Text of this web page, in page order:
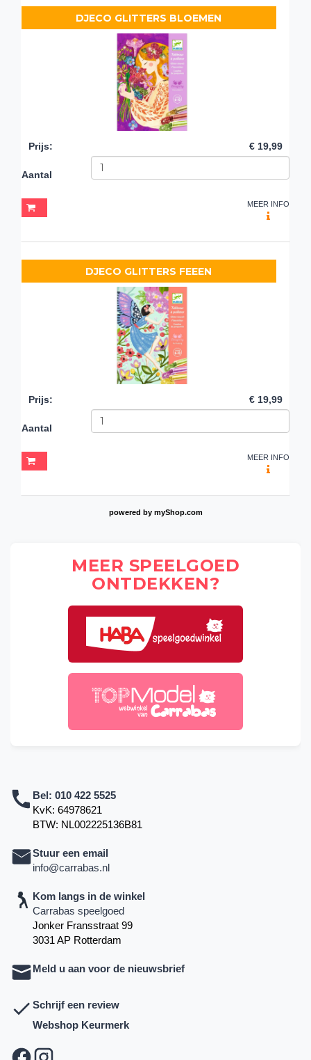
DJECO GLITTERS BLOEMEN
Prijs: € 19,99
Aantal
MEER INFO
DJECO GLITTERS FEEEN
Prijs: € 19,99
Aantal
MEER INFO
powered by myShop.com
MEER SPEELGOED
ONTDEKKEN?
Bel: 010 422 5525
KvK: 64978621
BTW: NL002225136B81
Stuur een email
info@carrabas.nl
Kom langs in de winkel
Carrabas speelgoed
Jonker Fransstraat 99
3031 AP Rotterdam
Meld u aan voor de nieuwsbrief
Schrijf een review
Webshop Keurmerk